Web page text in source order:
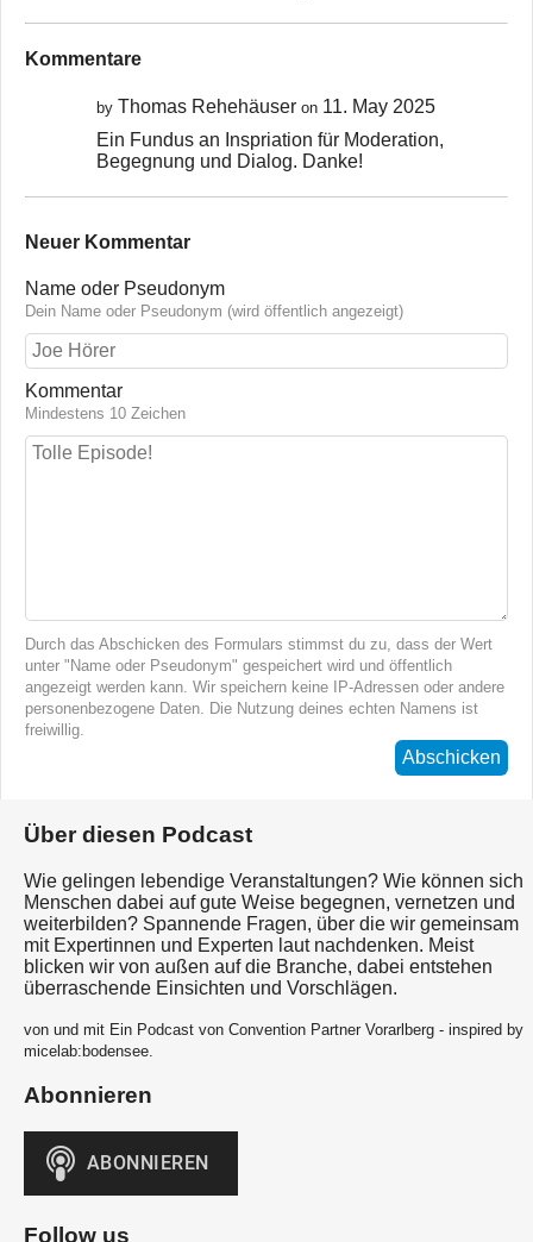
Kommentare
by Thomas Rehehäuser on 11. May 2025
Ein Fundus an Inspriation für Moderation,
Begegnung und Dialog. Danke!
Neuer Kommentar
Name oder Pseudonym
Dein Name oder Pseudonym (wird öffentlich angezeigt)
Kommentar
Mindestens 10 Zeichen
Durch das Abschicken des Formulars stimmst du zu, dass der Wert
unter "Name oder Pseudonym" gespeichert wird und öffentlich
angezeigt werden kann. Wir speichern keine IP-Adressen oder andere
personenbezogene Daten. Die Nutzung deines echten Namens ist
freiwillig.
Abschicken
Über diesen Podcast
Wie gelingen lebendige Veranstaltungen? Wie können sich
Menschen dabei auf gute Weise begegnen, vernetzen und
weiterbilden? Spannende Fragen, über die wir gemeinsam
mit Expertinnen und Experten laut nachdenken. Meist
blicken wir von außen auf die Branche, dabei entstehen
überraschende Einsichten und Vorschlägen.
von und mit Ein Podcast von Convention Partner Vorarlberg - inspired by
micelab:bodensee.
Abonnieren
Follow us